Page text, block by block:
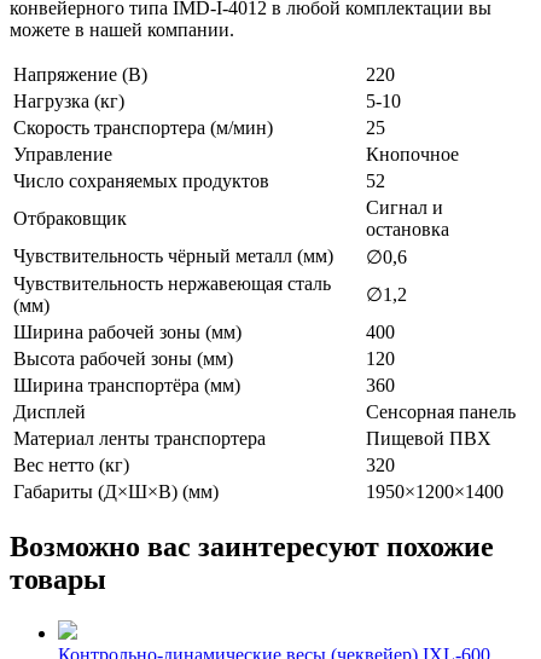
конвейерного типа IMD-I-4012 в любой комплектации вы
можете в нашей компании.
Напряжение (В)
220
Нагрузка (кг)
5-10
Скорость транспортера (м/мин)
25
Управление
Кнопочное
Число сохраняемых продуктов
52
Отбраковщик
Сигнал и
остановка
Чувствительность чёрный металл (мм)
∅0,6
Чувствительность нержавеющая сталь
(мм)
∅1,2
Ширина рабочей зоны (мм)
400
Высота рабочей зоны (мм)
120
Ширина транспортёра (мм)
360
Дисплей
Сенсорная панель
Материал ленты транспортера
Пищевой ПВХ
Вес нетто (кг)
320
Габариты (Д×Ш×В) (мм)
1950×1200×1400
Возможно вас заинтересуют похожие
товары